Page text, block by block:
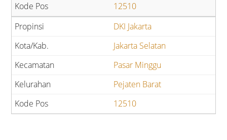
12510
DKI Jakarta
Jakarta Selatan
Pasar Minggu
Pejaten Barat
12510